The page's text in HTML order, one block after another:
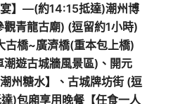
】—(約14:15抵達)潮州博
青龍古廟) (逗留約1小時)
橋~廣濟橋(重本包上橋)
潮遊古城牆風景區)、開元
州糖水】、古城牌坊街 (逗
)包廂享用晚餐【任食一人